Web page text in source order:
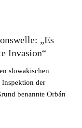
„Es
Invasion“
slowakischen
Inspektion der
benannte Orbán